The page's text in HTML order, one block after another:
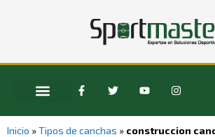
Inicio »Tipos de canchas » construccion